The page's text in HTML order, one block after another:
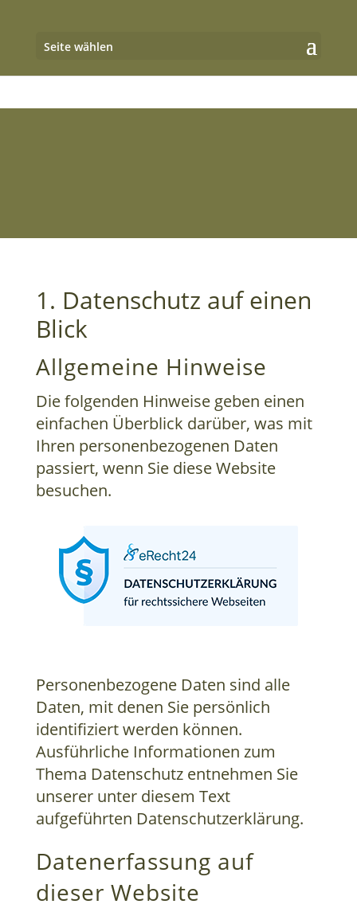
Seite wählen
1. Datenschutz auf einen
Blick
Allgemeine Hinweise
Die folgenden Hinweise geben einen
einfachen Überblick darüber, was mit
Ihren personenbezogenen Daten
passiert, wenn Sie diese Website
besuchen.
Personenbezogene Daten sind alle
Daten, mit denen Sie persönlich
identifiziert werden können.
Ausführliche Informationen zum
Thema Datenschutz entnehmen Sie
unserer unter diesem Text
aufgeführten Datenschutzerklärung.
Datenerfassung auf
dieser Website